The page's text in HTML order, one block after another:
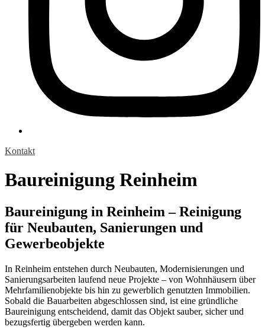
Kontakt
Baureinigung Reinheim
Baureinigung in Reinheim – Reinigung
für Neubauten, Sanierungen und
Gewerbeobjekte
In Reinheim entstehen durch Neubauten, Modernisierungen und
Sanierungsarbeiten laufend neue Projekte – von Wohnhäusern über
Mehrfamilienobjekte bis hin zu gewerblich genutzten Immobilien.
Sobald die Bauarbeiten abgeschlossen sind, ist eine gründliche
Baureinigung entscheidend, damit das Objekt sauber, sicher und
bezugsfertig übergeben werden kann.